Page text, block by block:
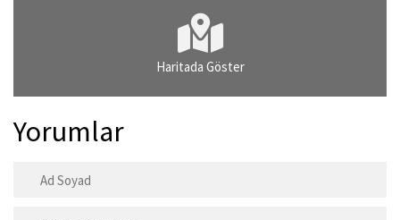
Haritada Göster
Yorumlar